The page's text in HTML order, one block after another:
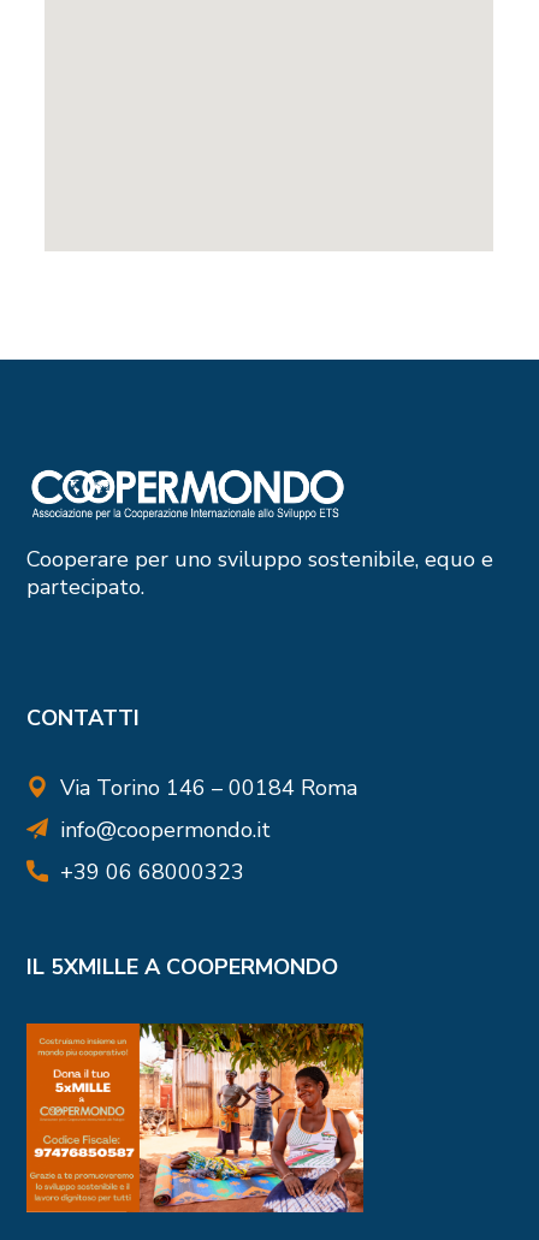
Cooperare per uno sviluppo sostenibile, equo e
partecipato.
CONTATTI
Via Torino 146 – 00184 Roma
info@coopermondo.it
+39 06 68000323
IL 5XMILLE A COOPERMONDO